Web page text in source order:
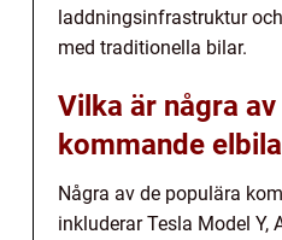
laddningsinfrastruktur
med traditionella bilar.
Vilka är några
kommande
Några av de populära
inkluderar Tesla Model Y,